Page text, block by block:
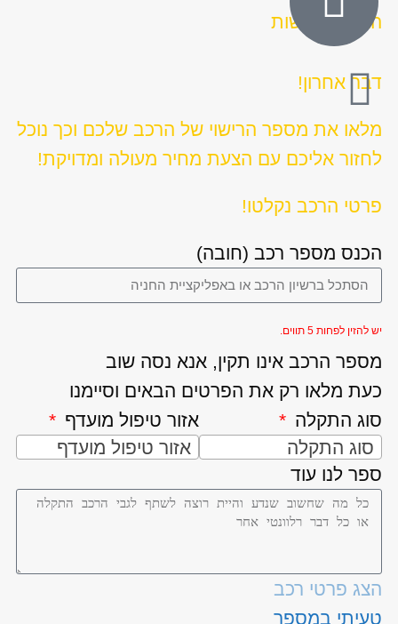
הצהרת נגישות
דבר אחרון!
מלאו את מספר הרישוי של הרכב שלכם וכך נוכל
לחזור אליכם עם הצעת מחיר מעולה ומדויקת!
פרטי הרכב נקלטו!
הכנס מספר רכב (חובה)
יש להזין לפחות 5 תווים.
מספר הרכב אינו תקין, אנא נסה שוב
כעת מלאו רק את הפרטים הבאים וסיימנו
סוג התקלה
סוג התקלה
אזור טיפול מועדף
אזור טיפול מועדף
ספר לנו עוד
הצג פרטי רכב
טעיתי במספר